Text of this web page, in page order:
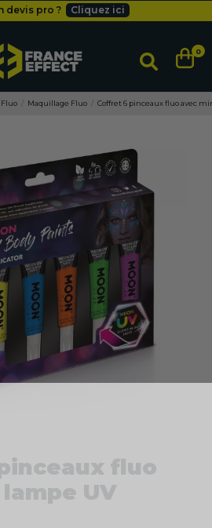
devis pro ?
Cliquez ici
devis pro ? Cliquez ici
gratuite dès 49
0
Fluo Maquillage Fluo Coffret 6 pinceaux fluo avec
fluo
UV